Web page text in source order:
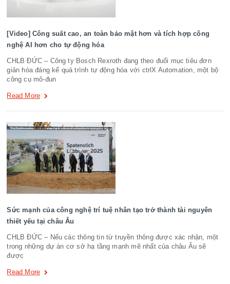
[Video] Công suất cao, an toàn bảo mật hơn và tích hợp công
nghệ AI hơn cho tự động hóa
CHLB ĐỨC – Công ty Bosch Rexroth đang theo đuổi mục tiêu đơn
giản hóa đáng kể quá trình tự động hóa với ctrlX Automation, một bộ
công cụ mô-đun
Read More
Sức mạnh của công nghệ trí tuệ nhân tạo trở thành tài nguyên
thiết yếu tại châu Âu
CHLB ĐỨC – Nếu các thông tin từ truyền thông được xác nhận, một
trong những dự án cơ sở hạ tầng mạnh mẽ nhất của châu Âu sẽ
được
Read More